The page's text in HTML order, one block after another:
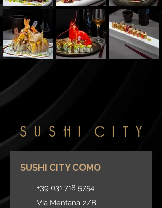
SUSHI CITY COMO
+39 031 718 5754
Via Mentana 2/B